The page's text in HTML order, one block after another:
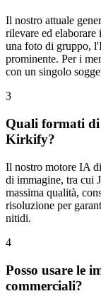
Il nostro attuale
rilevare ed
una foto di gruppo,
prominente. Per i
con un singolo
3
Quali formati
Kirkify?
Il nostro motore IA
di immagine, tra cui
massima qualità,
risoluzione per
nitidi.
4
Posso usare le
commerciali?